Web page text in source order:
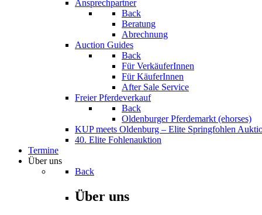
Ansprechpartner
Back
Beratung
Abrechnung
Auction Guides
Back
Für VerkäuferInnen
Für KäuferInnen
After Sale Service
Freier Pferdeverkauf
Back
Oldenburger Pferdemarkt (ehorses)
KUP meets Oldenburg – Elite Springfohlen
40. Elite Fohlenauktion
Termine
Über uns
Back
Über uns